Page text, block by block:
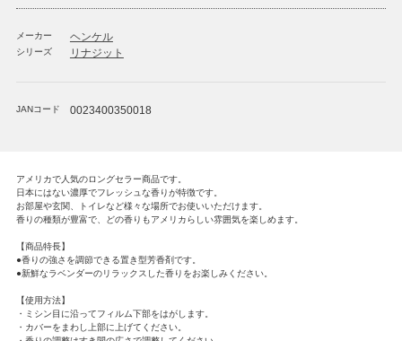
メーカー ヘンケル
シリーズ リナジット
JANコード 0023400350018
アメリカで人気のロングセラー商品です。
日本にはない濃厚でフレッシュな香りが特徴です。
お部屋や玄関、トイレなど様々な場所でお使いいただけます。
香りの種類が豊富で、どの香りもアメリカらしい雰囲気を楽しめます。
【商品特長】
●香りの強さを調節できる置き型芳香剤です。
●新鮮なラベンダーのリラックスした香りをお楽しみください。
【使用方法】
・ミシン目に沿ってフィルム下部をはがします。
・カバーをまわし上部に上げてください。